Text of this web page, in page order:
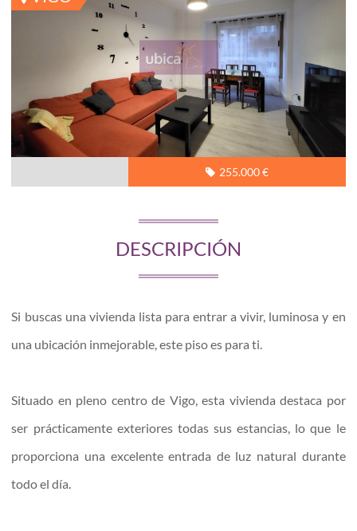
255.000 €
DESCRIPCIÓN
Si buscas una vivienda lista para entrar a vivir, luminosa y en
una ubicación inmejorable, este piso es para ti.
Situado en pleno centro de Vigo, esta vivienda destaca por
ser prácticamente exteriores todas sus estancias, lo que le
proporciona una excelente entrada de luz natural durante
todo el día.